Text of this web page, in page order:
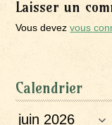
Laisser un
Vous devezvous
Calendrier